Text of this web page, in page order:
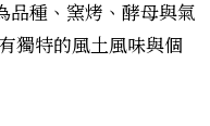
品種、窯烤、酵母與氣
獨特的風土風味與個